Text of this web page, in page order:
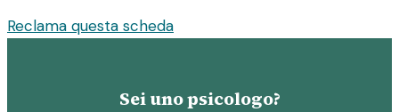
Reclama questa scheda
Sei uno psicologo?